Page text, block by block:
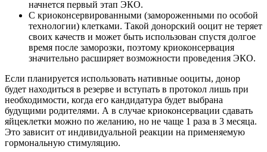
начнется первый этап ЭКО.
С криоконсервированными (замороженными по особой
технологии) клетками. Такой донорский ооцит не теряет
своих качеств и может быть использован спустя долгое
время после заморозки, поэтому криоконсервация
значительно расширяет возможности проведения ЭКО.
Если планируется использовать нативные ооциты, донор
будет находиться в резерве и вступать в протокол лишь при
необходимости, когда его кандидатура будет выбрана
будущими родителями. А в случае криоконсервации сдавать
яйцеклетки можно по желанию, но не чаще 1 раза в 3 месяца.
Это зависит от индивидуальной реакции на применяемую
гормональную стимуляцию.